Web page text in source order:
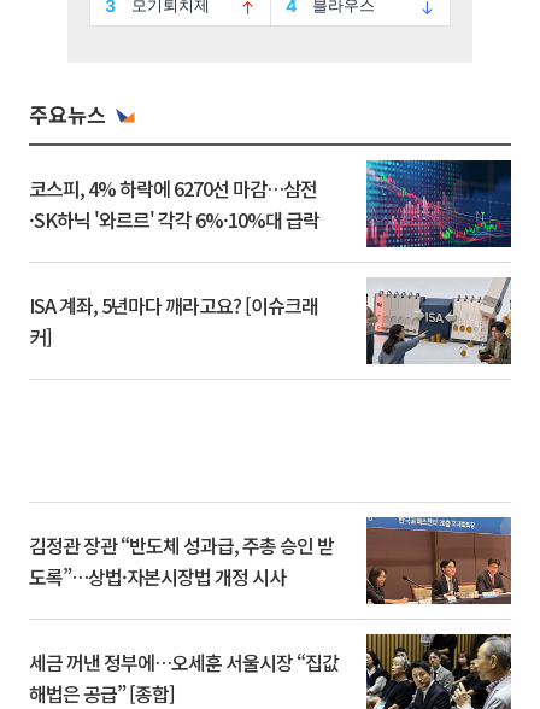
주요뉴스
코스피, 4% 하락에 6270선 마감…삼전
·SK하닉 '와르르' 각각 6%·10%대 급락
ISA 계좌, 5년마다 깨라고요? [이슈크래
커]
김정관 장관 “반도체 성과급, 주총 승인 받
도록”…상법·자본시장법 개정 시사
세금 꺼낸 정부에…오세훈 서울시장 “집값
해법은 공급” [종합]